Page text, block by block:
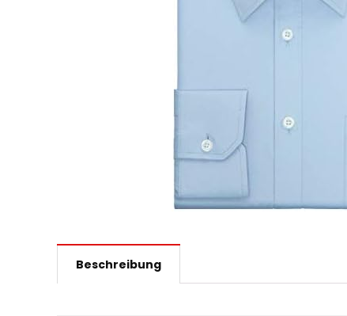
Beschreibung